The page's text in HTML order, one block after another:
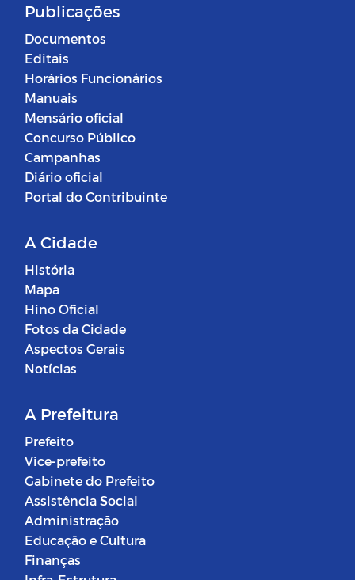
Publicações
Documentos
Editais
Horários Funcionários
Manuais
Mensário oficial
Concurso Público
Campanhas
Diário oficial
Portal do Contribuinte
A Cidade
História
Mapa
Hino Oficial
Fotos da Cidade
Aspectos Gerais
Notícias
A Prefeitura
Prefeito
Vice-prefeito
Gabinete do Prefeito
Assistência Social
Administração
Educação e Cultura
Finanças